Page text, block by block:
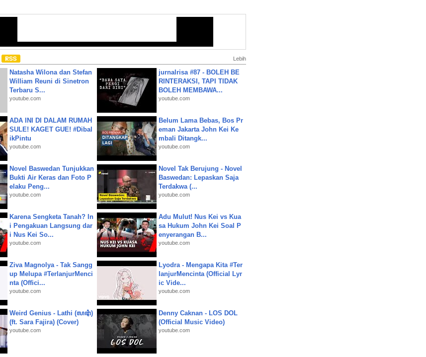
Lebih
Natasha Wilona dan Stefan
William Reuni di Sinetron
Terbaru S...
youtube.com
jurnalrisa #87 - BOLEH BE
RINTERAKSI, TAPI TIDAK
BOLEH MEMBAWA...
youtube.com
ADA INI DI DALAM RUMAH
SULE! KAGET GUE! #Dibal
ikPintu
youtube.com
Belum Lama Bebas, Bos Pr
eman Jakarta John Kei Ke
mbali Ditangk...
youtube.com
Novel Baswedan Tunjukkan
Bukti Air Keras dan Foto P
elaku Peng...
youtube.com
Novel Tak Berujung - Novel
Baswedan: Lepaskan Saja
Terdakwa (...
youtube.com
Karena Sengketa Tanah? In
i Pengakuan Langsung dar
i Nus Kei So...
youtube.com
Adu Mulut! Nus Kei vs Kua
sa Hukum John Kei Soal P
enyerangan B...
youtube.com
Ziva Magnolya - Tak Sangg
up Melupa #TerlanjurMenci
nta (Offici...
youtube.com
Lyodra - Mengapa Kita #Ter
lanjurMencinta (Official Lyr
ic Vide...
youtube.com
Weird Genius - Lathi (ꦭꦛꦶ)
(ft. Sara Fajira) (Cover)
youtube.com
Denny Caknan - LOS DOL
(Official Music Video)
youtube.com